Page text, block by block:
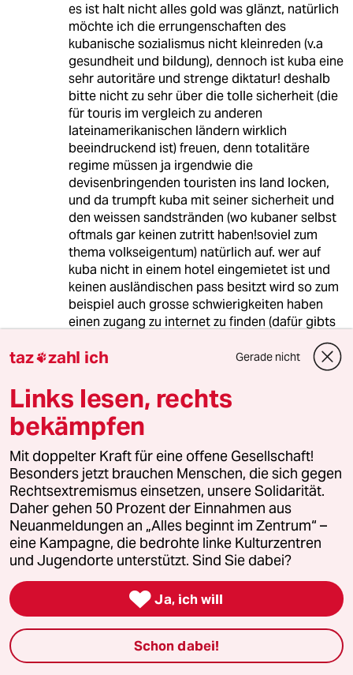
es ist halt nicht alles gold was glänzt, natürlich
möchte ich die errungenschaften des
kubanische sozialismus nicht kleinreden (v.a
gesundheit und bildung), dennoch ist kuba eine
sehr autoritäre und strenge diktatur! deshalb
bitte nicht zu sehr über die tolle sicherheit (die
für touris im vergleich zu anderen
lateinamerikanischen ländern wirklich
beeindruckend ist) freuen, denn totalitäre
regime müssen ja irgendwie die
devisenbringenden touristen ins land locken,
und da trumpft kuba mit seiner sicherheit und
den weissen sandstränden (wo kubaner selbst
oftmals gar keinen zutritt haben!soviel zum
thema volkseigentum) natürlich auf. wer auf
kuba nicht in einem hotel eingemietet ist und
keinen ausländischen pass besitzt wird so zum
beispiel auch grosse schwierigkeiten haben
einen zugang zu internet zu finden (dafür gibts
emails zu meiner gastfamilie kommen
regelmässig einfach gar nicht an - warum auch
immer.
eine sache möchte ich dem autor nicht
absprechen: die kubaner sin ein stolzes volk,
dass sich einfach nicht unterkriegen lässt und
ein unglaubliches talent zur improvisation
besitzt und auch meistens mit einem lächeln
durchs leben geht.
die verehrung für fidel als befreier und "maximo
lider" kennt kaum grenzen, mit dem sozialismus
als staatssystem siehts da schon wieder etwas
anders aus
04.07.2007,11:46 Uhr
taz zahl ich Gerade nicht
Links lesen, rechts
bekämpfen
Mit doppelter Kraft für eine offene Gesellschaft!
Besonders jetzt brauchen Menschen, die sich gegen
Rechtsextremismus einsetzen, unsere Solidarität.
Daher gehen 50 Prozent der Einnahmen aus
Neuanmeldungen an „Alles beginnt im Zentrum“ –
eine Kampagne, die bedrohte linke Kulturzentren
und Jugendorte unterstützt. Sind Sie dabei?
 Ja, ich will
Schon dabei!